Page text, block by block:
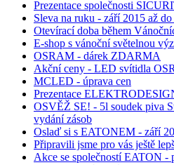
Prezentace společnosti
Sleva na ruku - září 2015 až
Otevírací doba během
E-shop s vánoční světelnou
OSRAM - dárek ZDARMA
Akční ceny - LED svítidla
MCLED - úprava cen
Prezentace
OSVĚŽ SE! - 5l soudek piva
vydání zásob
Oslaď si s EATONEM - září
Připravili jsme pro vás ještě
Akce se společností EATON -